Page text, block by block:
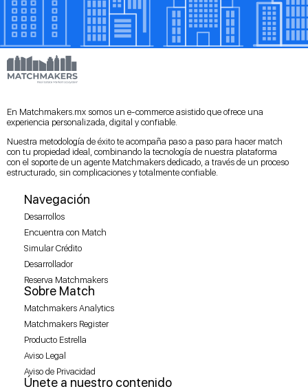
En Matchmakers.mx somos un e-commerce asistido que ofrece una
experiencia personalizada, digital y confiable.
Nuestra metodología de éxito te acompaña paso a paso para hacer match
con tu propiedad ideal, combinando la tecnología de nuestra plataforma
con el soporte de un agente Matchmakers dedicado, a través de un proceso
estructurado, sin complicaciones y totalmente confiable.
Navegación
Desarrollos
Encuentra con Match
Simular Crédito
Desarrollador
Reserva Matchmakers
Sobre Match
Matchmakers Analytics
Matchmakers Register
Producto Estrella
Aviso Legal
Aviso de Privacidad
Únete a nuestro contenido